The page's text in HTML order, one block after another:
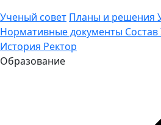
Ученый совет Планы и решения
Нормативные документы
История Ректор
Образование